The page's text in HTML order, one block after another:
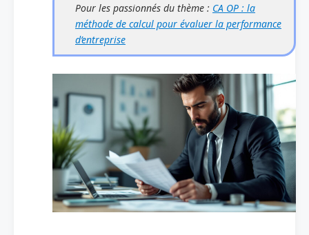
Pour les passionnés du thème : CA OP : la
méthode de calcul pour évaluer la performance
d’entreprise